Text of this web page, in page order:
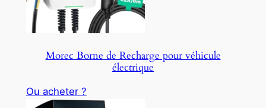
Morec Borne de Recharge pour véhicule
électrique
Ou acheter ?